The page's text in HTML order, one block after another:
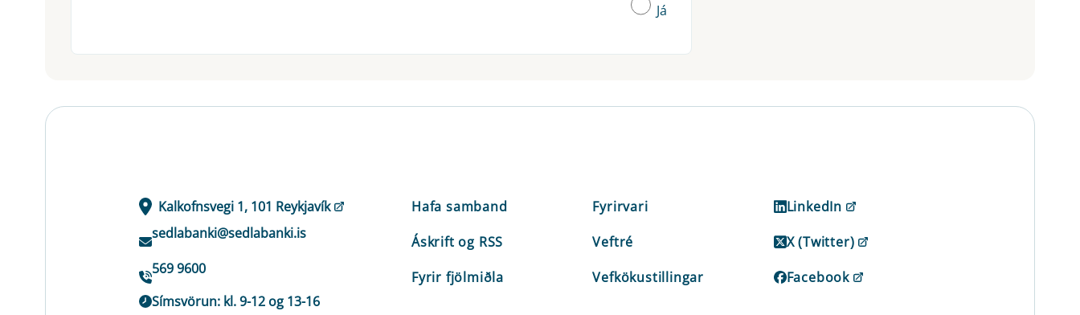
Já
Kalkofnsvegi 1, 101 Reykjavík
sedlabanki@sedlabanki.is
569 9600
Símsvörun: kl. 9-12 og 13-16
Hafa samband
Áskrift og RSS
Fyrir fjölmiðla
Fyrirvari
Veftré
Vefkökustillingar
LinkedIn
X (Twitter)
Facebook